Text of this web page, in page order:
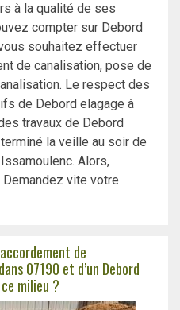
à la qualité de ses
compter sur Debord
souhaitez effectuer
de canalisation, pose de
Le respect des
de Debord elagage à
travaux de Debord
la veille au soir de
Alors,
Demandez vite votre
de
07190 et d’un Debord
milieu ?